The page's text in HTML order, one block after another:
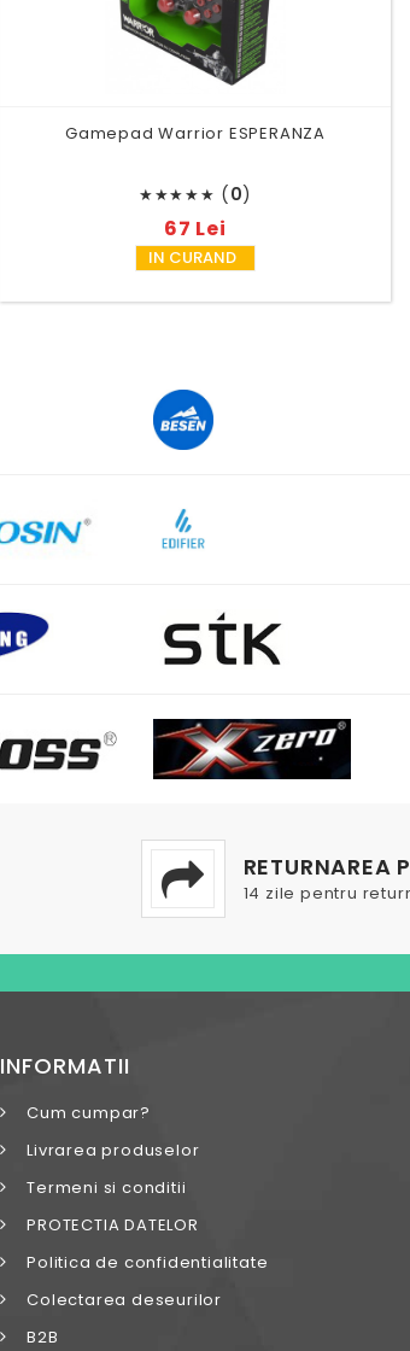
Gamepad Warrior ESPERANZA
★★★★★ (0)
67 Lei
IN CURAND
RETURNAREA
14 zile pentru
INFORMATII
Cum cumpar?
Livrarea produselor
Termeni si conditii
PROTECTIA DATELOR
Politica de confidentialitate
Colectarea deseurilor
B2B